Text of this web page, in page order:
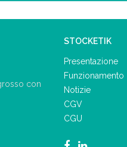
con
STOCKETIK
Presentazione
Funzionamento
Notizie
CGV
CGU